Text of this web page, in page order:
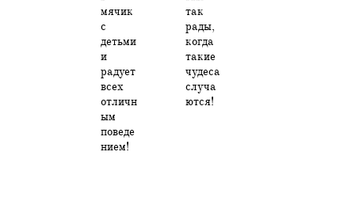
мячик
с
детьми
и
радует
всех
отличн
ым
поведе
нием!
так
рады,
когда
такие
чудеса
случа
ются!